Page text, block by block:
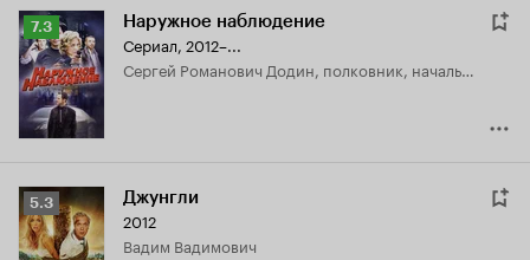
Рейтинг
Кинопоиска
7.3
7.3 Наружное наблюдение
Сериал, 2012–...
Сергей Романович Додин, полковник, начальник управления ОПУ ГУВД
Рейтинг
Кинопоиска
5.3
5.3 Джунгли
2012
Вадим Вадимович